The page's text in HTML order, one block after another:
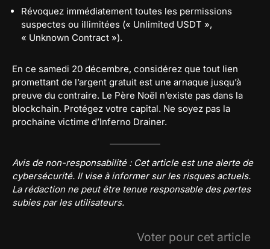
Révoquez immédiatement toutes les permissions
suspectes ou illimitées (« Unlimited USDT »,
« Unknown Contract »).
En ce samedi 20 décembre, considérez que tout lien
promettant de l’argent gratuit est une arnaque jusqu’à
preuve du contraire. Le Père Noël n’existe pas dans la
blockchain. Protégez votre capital. Ne soyez pas la
prochaine victime d’Inferno Drainer.
Avis de non-responsabilité : Cet article est une alerte de
cybersécurité. Il vise à informer sur les risques actuels.
La rédaction ne peut être tenue responsable des pertes
subies par les utilisateurs.
Voter pour cet article